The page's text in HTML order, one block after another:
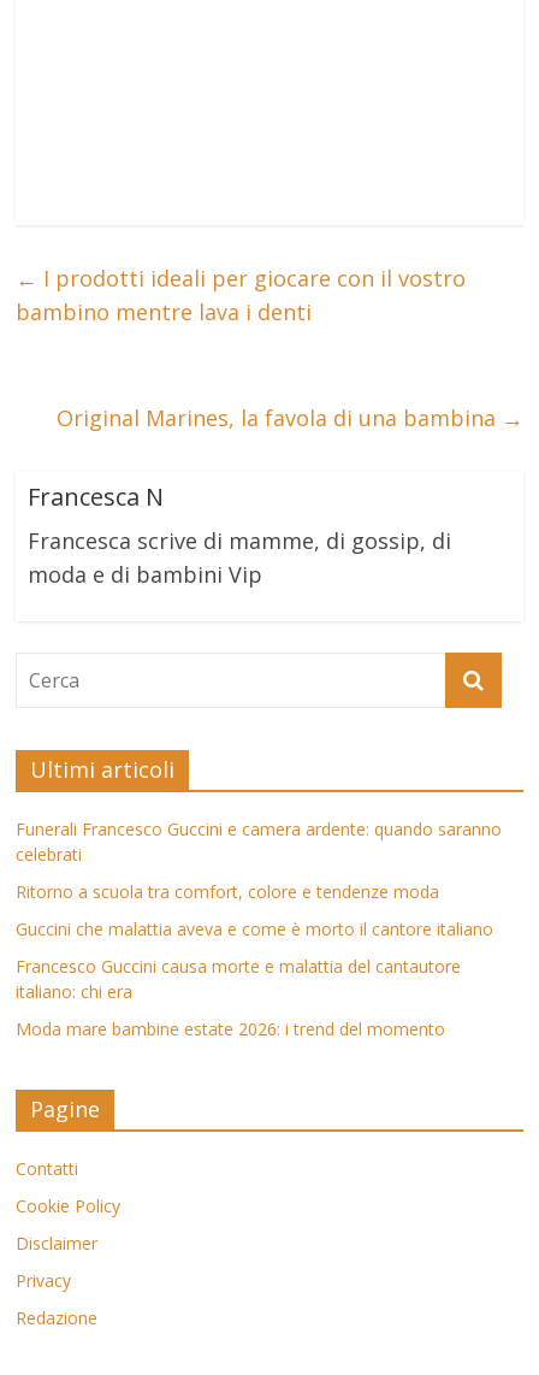
← I prodotti ideali per giocare con il vostro
bambino mentre lava i denti
Original Marines, la favola di una bambina →
Francesca N
Francesca scrive di mamme, di gossip, di
moda e di bambini Vip
Ultimi articoli
Funerali Francesco Guccini e camera ardente: quando saranno
celebrati
Ritorno a scuola tra comfort, colore e tendenze moda
Guccini che malattia aveva e come è morto il cantore italiano
Francesco Guccini causa morte e malattia del cantautore
italiano: chi era
Moda mare bambine estate 2026: i trend del momento
Pagine
Contatti
Cookie Policy
Disclaimer
Privacy
Redazione